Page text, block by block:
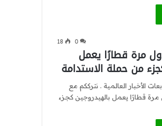
0
18
مرة قطارًا يعمل
من حملة الاستدامة
24- متابعات الأخبار العالمية . نترككم مع
مرة قطارًا يعمل بالهيدروجين كجزء